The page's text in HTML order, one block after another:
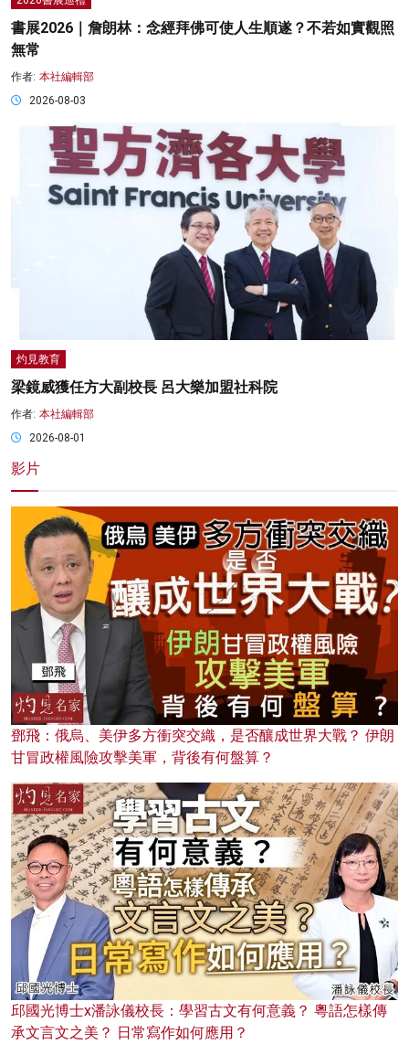
書展2026｜詹朗林：念經拜佛可使人生順遂？不若如實觀照
無常
作者: 本社編輯部
2026-08-03
灼見教育
梁鏡威獲任方大副校長 呂大樂加盟社科院
作者: 本社編輯部
2026-08-01
影片
鄧飛：俄烏、美伊多方衝突交織，是否釀成世界大戰？ 伊朗
甘冒政權風險攻擊美軍，背後有何盤算？
邱國光博士x潘詠儀校長：學習古文有何意義？ 粵語怎樣傳
承文言文之美？ 日常寫作如何應用？